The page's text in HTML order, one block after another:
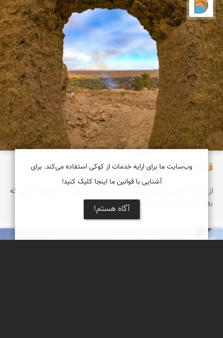
دریاچه کویر
قلعۀ قدیمی ایراج
از دیگر مناطق دیدنی و تاریخی این منطقه می‌توان به قلعه‌ای قدیمی که
روی ارتفاعات این روستا استوار است، اشاره کرد.
وب‌سایت ما برای ارایه خدمات از کوکی استفاده می‌کند. برای
آشنایی با قوانین ما اینجا کلیک کنید!
آگاه هستم!